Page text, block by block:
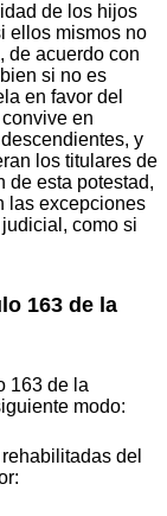
de los hijos
ellos mismos no
de acuerdo con
si no es
en favor del
en
y
los titulares de
de esta potestad,
las excepciones
como si
163 de la
163 de la
modo:
del